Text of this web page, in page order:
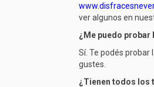
ver algunos en
¿Me puedo
Sí. Te podés probar
gustes.
¿Tienen todos los